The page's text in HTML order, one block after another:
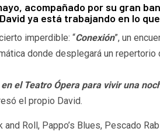
acompañado por su gran
ya está trabajando en lo
imperdible: “Conexión”, un
donde desplegará un
el Teatro Ópera para vivir una
el propio David.
Roll, Pappo’s Blues, Pescado